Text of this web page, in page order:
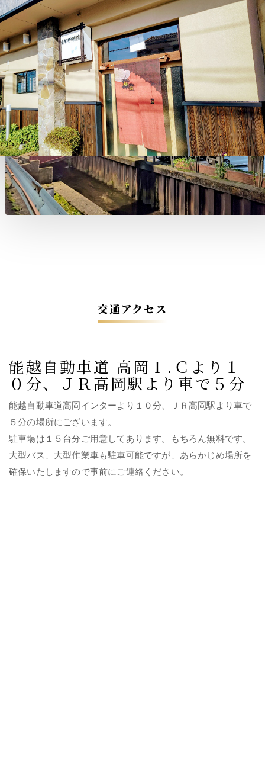
交通アクセス
能越自動車道 高岡Ｉ.Ｃより１
０分、ＪＲ高岡駅より車で５分
能越自動車道高岡インターより１０分、ＪＲ高岡駅より車で
５分の場所にございます。
駐車場は１５台分ご用意してあります。もちろん無料です。
大型バス、大型作業車も駐車可能ですが、あらかじめ場所を
確保いたしますので事前にご連絡ください。